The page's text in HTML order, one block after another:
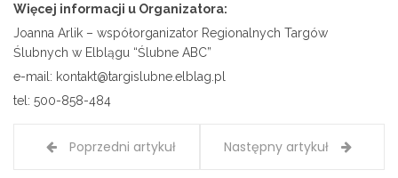
Więcej informacji u Organizatora:
Joanna Arlik – współorganizator Regionalnych Targów
Ślubnych w Elblągu “Ślubne ABC”
e-mail: kontakt@targislubne.elblag.pl
tel: 500-858-484
Poprzedni artykuł Następny artykuł